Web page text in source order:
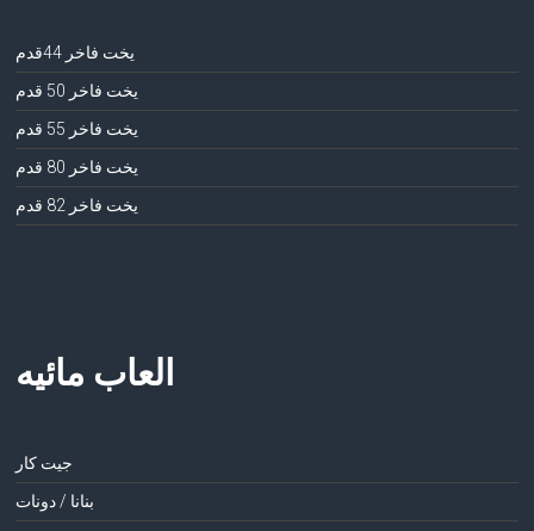
يخت فاخر 44قدم
يخت فاخر 50 قدم
يخت فاخر 55 قدم
يخت فاخر 80 قدم
يخت فاخر 82 قدم
العاب مائيه
جيت كار
بنانا / دونات